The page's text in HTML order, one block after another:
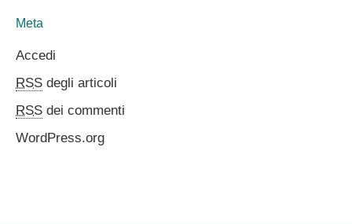
Meta
Accedi
RSS degli articoli
RSS dei commenti
WordPress.org